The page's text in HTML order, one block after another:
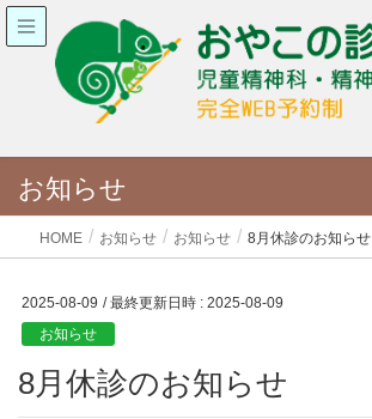
お知らせ
HOME お知らせ お知らせ 8月休診のお知らせ
2025-08-09 / 最終更新日時 : 2025-08-09
お知らせ
8月休診のお知らせ